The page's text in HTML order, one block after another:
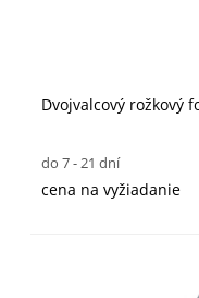
Dvojvalcový rožkový
do 7 - 21 dní
cena na vyžiadanie